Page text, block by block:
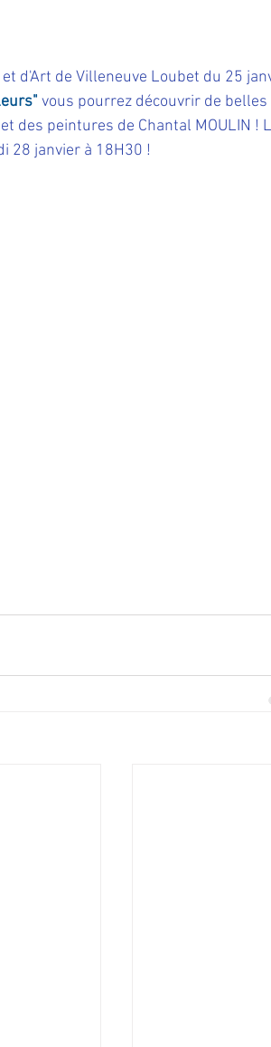
ARCHIVES ET PATRIMOINE
Activité culture & musique
d'Art de Villeneuve Loubet du 25
vous pourrez découvrir de belles
des peintures de Chantal MOULIN !
28 janvier à 18H30 !